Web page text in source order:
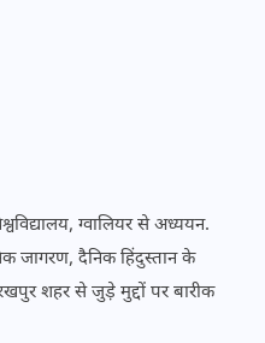
ग्वालियर से अध्ययन.
जागरण, दैनिक हिंदुस्तान के
शहर से जुड़े मुद्दों पर बारीक